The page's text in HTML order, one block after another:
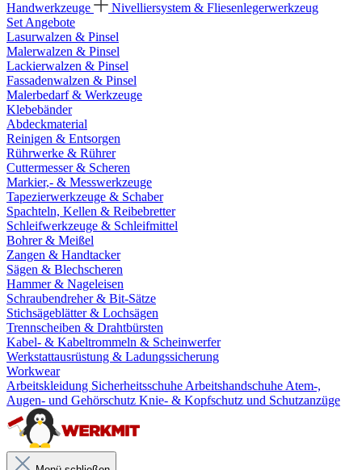
Handwerkzeuge
Nivelliersystem & Fliesenlegerwerkzeug
Set Angebote
Lasurwalzen & Pinsel
Malerwalzen & Pinsel
Lackierwalzen & Pinsel
Fassadenwalzen & Pinsel
Malerbedarf & Werkzeuge
Klebebänder
Abdeckmaterial
Reinigen & Entsorgen
Rührwerke & Rührer
Cuttermesser & Scheren
Markier,- & Messwerkzeuge
Tapezierwerkzeuge & Schaber
Spachteln, Kellen & Reibebretter
Schleifwerkzeuge & Schleifmittel
Bohrer & Meißel
Zangen & Handtacker
Sägen & Blechscheren
Hammer & Nageleisen
Schraubendreher & Bit-Sätze
Stichsägeblätter & Lochsägen
Trennscheiben & Drahtbürsten
Kabel- & Kabeltrommeln & Scheinwerfer
Werkstattausrüstung & Ladungssicherung
Workwear
Arbeitskleidung Sicherheitsschuhe Arbeitshandschuhe Atem-,
Augen- und Gehörschutz Knie- & Kopfschutz und Schutzanzüge